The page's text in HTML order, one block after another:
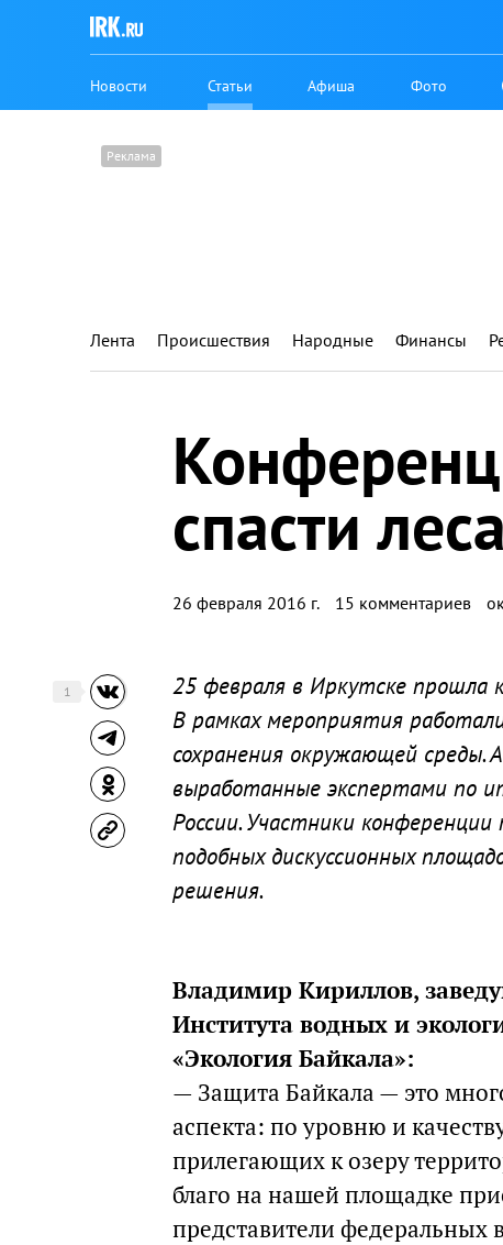
Новости Статьи Афиша Фото
Лента Происшествия Народные Финансы
спасти
26 февраля 2016 г. 15 комментариев
25 февраля в Иркутске прошла
В рамках мероприятия
сохранения окружающей среды.
выработанные экспертами по
России. Участники
подобных дискуссионных
решения.
1
Владимир Кириллов,
Института водных и
«Экология Байкала»:
— Защита Байкала — это
аспекта: по уровню и
прилегающих к озеру
благо на нашей площадке
представители федеральных